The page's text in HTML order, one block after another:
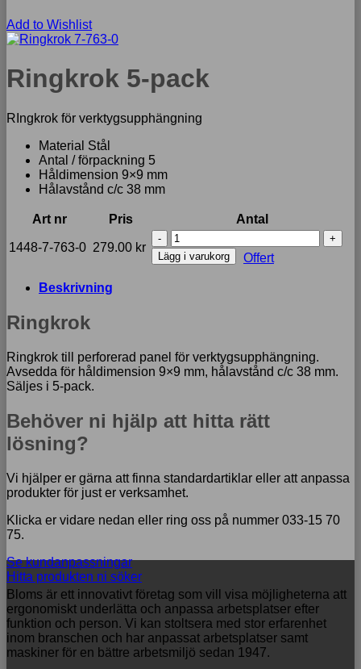
Add to Wishlist
Ringkrok 5-pack
RIngkrok för verktygsupphängning
Material Stål
Antal / förpackning 5
Håldimension 9×9 mm
Hålavstånd c/c 38 mm
Art nr Pris Antal
1448-7-763-0 279.00 kr
Ringkrok
5-
pack
Lägg i varukorg Offert
Beskrivning
Ringkrok
Ringkrok till perforerad panel för verktygsupphängning.
Avsedda för håldimension 9×9 mm, hålavstånd c/c 38 mm.
Säljes i 5-pack.
Behöver ni hjälp att hitta rätt
lösning?
Vi hjälper er gärna att finna standardartiklar eller att anpassa
produkter för just er verksamhet.
Klicka er vidare nedan eller ring oss på nummer 033-15 70
75.
Se kundanpassningar
Hitta produkten ni söker
Bloms är ett innovativt företag som vill visa möjligheterna att
ergonomiskt underlätta och anpassa arbetsplatser efter
funktion och person. Vi kan stoltsera med stor erfarenhet
inom branschen och har anpassat arbetsplatser samt
maskiner för en bättre arbetsmiljö sedan 1947.